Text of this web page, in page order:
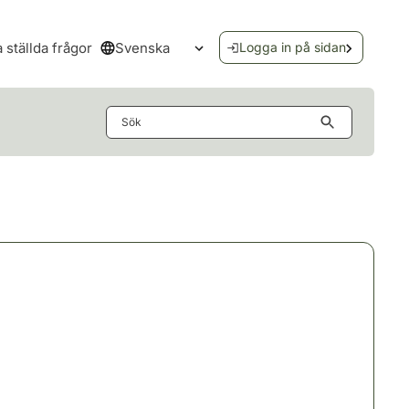
ställda frågor Svenska
Öppna språkmenyn
Logga in på sidan